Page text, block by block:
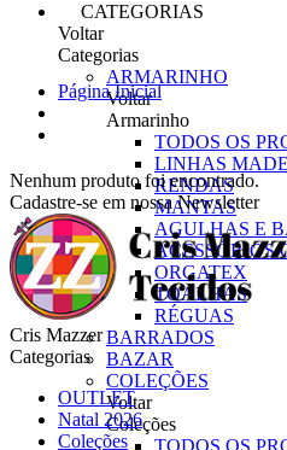
CATEGORIAS
Voltar
Categorias
ARMARINHO
Voltar
Armarinho
TODOS OS
LINHAS
RENDAS
MANTAS
AGULHAS E
ACESSÓRIOS
ORGATEX
TOALHAS
RÉGUAS
BARRADOS
BAZAR
COLEÇÕES
Voltar
Coleções
TODOS OS
Página Inicial
Nenhum produto foi encontrado.
Cadastre-se em nossa Newsletter
Cris Mazzer
Categorias
OUTLET
Natal 2026
Coleções